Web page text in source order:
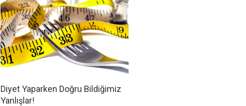
Diyet Yaparken Doğru Bildiğimiz
Yanlışlar!